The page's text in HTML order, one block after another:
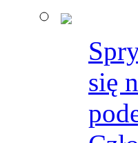
się